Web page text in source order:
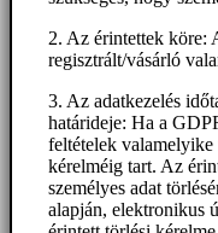
2. Az érintettek köre:
regisztrált/vásárló
3. Az adatkezelés
határideje: Ha a
feltételek
kérelméig tart. Az
személyes adat
alapján, elektronikus